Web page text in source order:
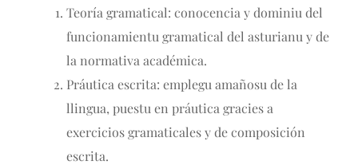
Teoría gramatical: conocencia y dominiu del
funcionamientu gramatical del asturianu y de
la normativa académica.
Práutica escrita: emplegu amañosu de la
llingua, puestu en práutica gracies a
exercicios gramaticales y de composición
escrita.